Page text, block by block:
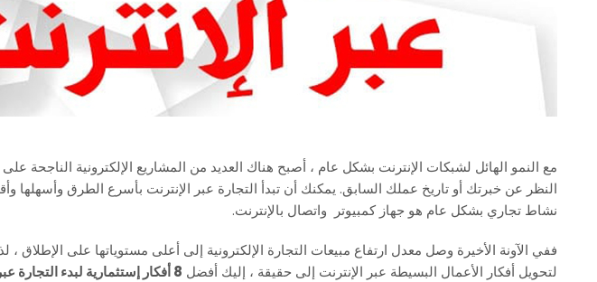
مع النمو الهائل لشبكات الإنترنت بشكل عام ، أصبح هناك العديد من المشاريع الإلكترونية الناجحة
النظر عن خبرتك أو تاريخ عملك السابق. يمكنك أن تبدأ التجارة عبر الإنترنت بأسرع الطرق وأسهلها
نشاط تجاري بشكل عام هو جهاز كمبيوتر واتصال بالإنترنت.
ففي الآونة الأخيرة وصل معدل ارتفاع مبيعات التجارة الإلكترونية إلى أعلى مستوياتها على الإطلاق ،
لتحويل أفكار الأعمال البسيطة عبر الإنترنت إلى حقيقة ، إليك أفضل 8 أفكار إستثمارية لبدء التجارة عبر الإنترنت